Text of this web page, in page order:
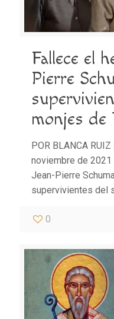
Fallece el
Pierre
monjes de
POR BLANCA
noviembre de
Jean-Pierre
supervivientes del
0